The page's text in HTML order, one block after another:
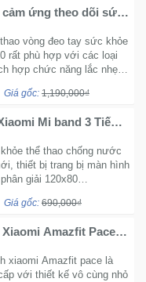
ứng theo dõi sức
vòng đeo tay sức khỏe
rất phù hợp với các loại
hợp chức năng lắc nhẹ
bước chạy một cách
Giá gốc: 1,190,000₫
Mi band 3 Tiếng
dán cường lực
thể thao chống nước
thiết bị trang bị màn hình
giải 120x80
người dùng các thông
Giá gốc: 690,000₫
Amazfit Pace
xiaomi Amazfit pace là
với thiết kế vô cùng nhỏ